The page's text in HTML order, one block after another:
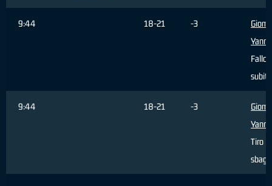
9:44 18-21 -3
Fallo
subito
9:44 18-21 -3
Tiro